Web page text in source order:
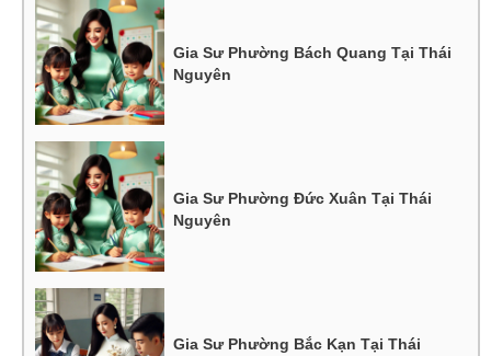
Gia Sư Phường Bách Quang Tại Thái
Nguyên
Gia Sư Phường Đức Xuân Tại Thái
Nguyên
Gia Sư Phường Bắc Kạn Tại Thái